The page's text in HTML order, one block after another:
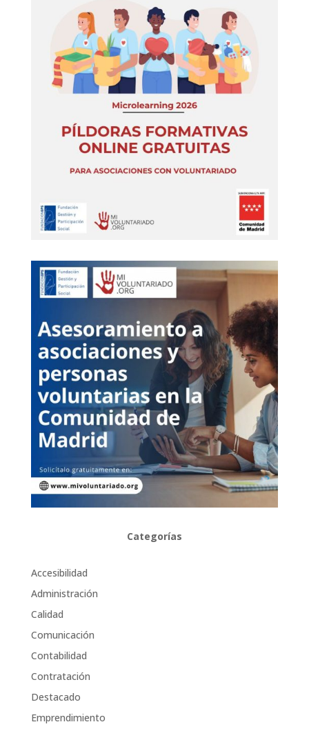
Categorías
Accesibilidad
Administración
Calidad
Comunicación
Contabilidad
Contratación
Destacado
Emprendimiento